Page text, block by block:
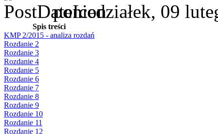
poniedziałek, 09
Spis treści
KMP 2/2015 - analiza rozdań
Rozdanie 2
Rozdanie 3
Rozdanie 4
Rozdanie 5
Rozdanie 6
Rozdanie 7
Rozdanie 8
Rozdanie 9
Rozdanie 10
Rozdanie 11
Rozdanie 12